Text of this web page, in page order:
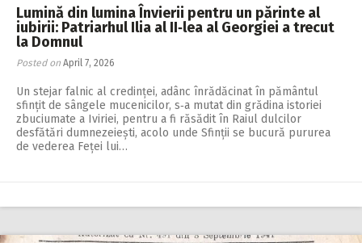
Lumină din lumina Învierii pentru un părinte al
iubirii: Patriarhul Ilia al II‑lea al Georgiei a trecut
la Domnul
Posted on April 7, 2026
Un stejar falnic al credinței, adânc înrădăcinat în pământul
sfințit de sângele mucenicilor, s‑a mutat din grădina istoriei
zbuciumate a Iviriei, pentru a fi răsădit în Raiul dulcilor
desfătări dumnezeiești, acolo unde Sfinții se bucură pururea
de vederea Feței lui…